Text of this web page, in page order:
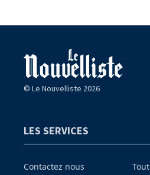
© Le Nouvelliste 2026
LES SERVICES
Contactez nous